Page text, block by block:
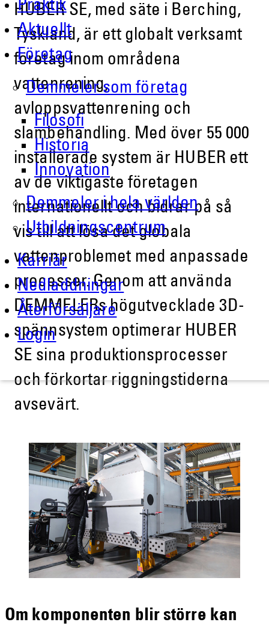
Praktik
Aktuellt
Företag
Demmeler som företag
Filosofi
Historia
Innovation
Demmeler i hela världen
Utbildningscentrum
Karriär
Nedladdningar
Återförsäljare
Login
HUBER SE, med säte i Berching,
Tyskland, är ett globalt verksamt
företag inom områdena
vattenrening,
avloppsvattenrening och
slambehandling. Med över 55 000
installerade system är HUBER ett
av de viktigaste företagen
internationellt och bidrar på så
vis till att lösa det globala
vattenproblemet med anpassade
processer. Genom att använda
DEMMELERs högutvecklade 3D-
spännsystem optimerar HUBER
SE sina produktionsprocesser
och förkortar riggningstiderna
avsevärt.
Om komponenten blir större kan